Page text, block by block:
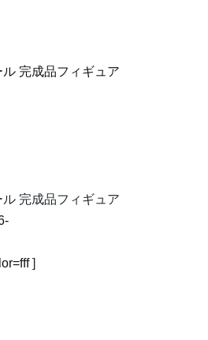
完成品フィギュア
完成品フィギュア
]